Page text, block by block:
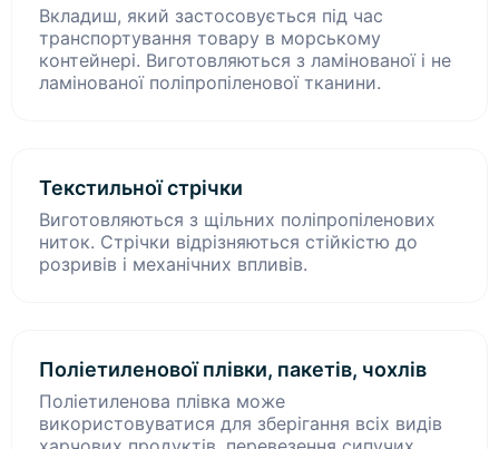
Вкладиш, який застосовується під час
транспортування товару в морському
контейнері. Виготовляються з ламінованої і не
ламінованої поліпропіленової тканини.
Текстильної стрічки
Виготовляються з щільних поліпропіленових
ниток. Стрічки відрізняються стійкістю до
розривів і механічних впливів.
Поліетиленової плівки, пакетів, чохлів
Поліетиленова плівка може
використовуватися для зберігання всіх видів